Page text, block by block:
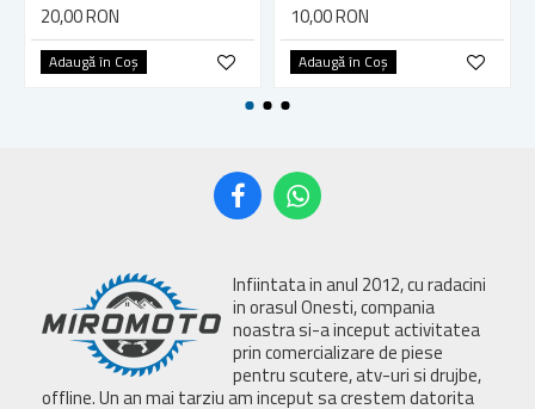
20,00 RON
Adaugă în Coş
10,00 RON
Adaugă în Coş
Infiintata in anul 2012, cu radacini
in orasul Onesti, compania
noastra si-a inceput activitatea
prin comercializare de piese
pentru scutere, atv-uri si drujbe,
offline. Un an mai tarziu am inceput sa crestem datorita